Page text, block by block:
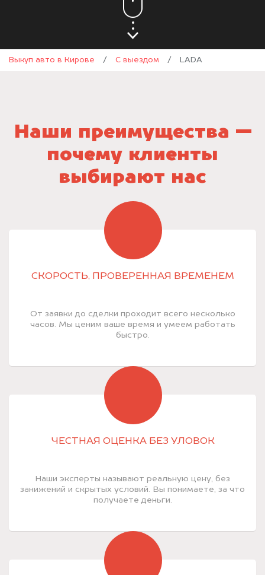
Выкуп авто в Кирове / С выездом / LADA
Наши преимущества —
почему клиенты
выбирают нас
СКОРОСТЬ, ПРОВЕРЕННАЯ ВРЕМЕНЕМ
От заявки до сделки проходит всего несколько
часов. Мы ценим ваше время и умеем работать
быстро.
ЧЕСТНАЯ ОЦЕНКА БЕЗ УЛОВОК
Наши эксперты называют реальную цену, без
занижений и скрытых условий. Вы понимаете, за что
получаете деньги.